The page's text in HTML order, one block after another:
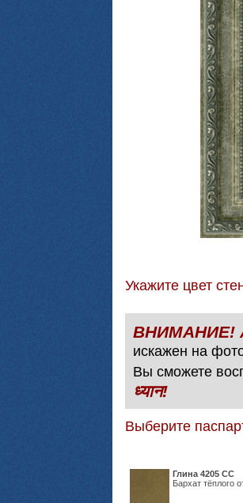
Укажите цвет
искажен на
Вы сможете
ध्यान!
Выберите
Глина 4205 СС
Бархат тёплого